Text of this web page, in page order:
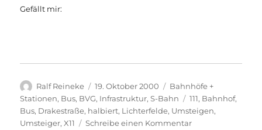
Gefällt mir:
Autor
Ralf Reineke
Veröffentlicht
am
19. Oktober 2000 Kategorien
Bahnhöfe +
Stationen, Bus, BVG, Infrastruktur,S-Bahn Schlagwörter
111, Bahnhof,
Bus, Drakestraße, halbiert, Lichterfelde, Umsteigen,
Umsteiger,X11 Schreibe einen Kommentarzu